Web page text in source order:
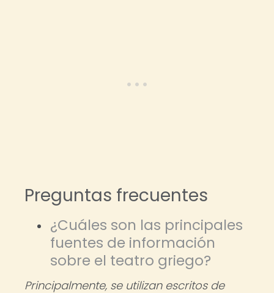
Preguntas frecuentes
¿Cuáles son las principales
fuentes de información
sobre el teatro griego?
Principalmente, se utilizan escritos de